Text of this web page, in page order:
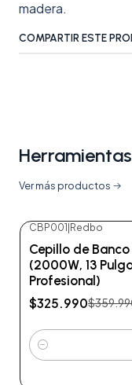
madera.
COMPARTIR ESTE
Ver más productos
CBP001 Redbo
Cepillo de
(2000W, 13
Profesional)
$325.990
Cantidad